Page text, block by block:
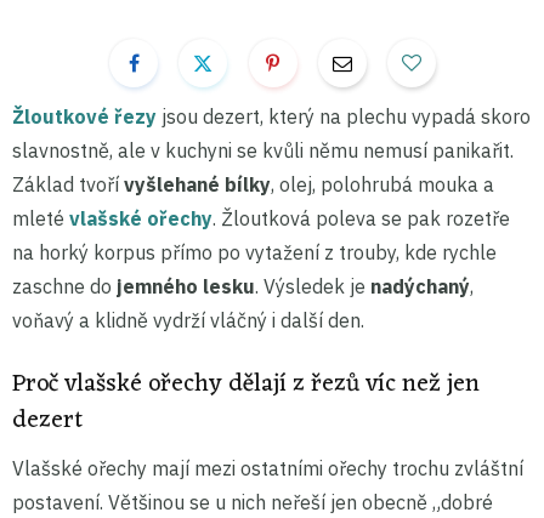
Žloutkové řezy jsou dezert, který na plechu vypadá skoro
slavnostně, ale v kuchyni se kvůli němu nemusí panikařit.
Základ tvoří vyšlehané bílky, olej, polohrubá mouka a
mleté vlašské ořechy. Žloutková poleva se pak rozetře
na horký korpus přímo po vytažení z trouby, kde rychle
zaschne do jemného lesku. Výsledek je nadýchaný,
voňavý a klidně vydrží vláčný i další den.
Proč vlašské ořechy dělají z řezů víc než jen
dezert
Vlašské ořechy mají mezi ostatními ořechy trochu zvláštní
postavení. Většinou se u nich neřeší jen obecně „dobré